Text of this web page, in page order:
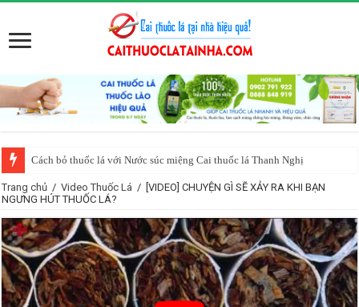
Cách bỏ thuốc lá với Nước súc miệng Cai thuốc lá Thanh Nghị
Ăn gì, uống gì để bỏ thuốc lá? Người cai thuốc lá nên ăn gì?
Trên thế giới, người ta đang cai thuốc lá như thế nào?
Làm sao cai thuốc lá mà không tăng cân?
Những vấn đề người muốn cai thuốc lá quan tâm
Trang chủ / Video Thuốc Lá / [VIDEO] CHUYỆN GÌ SẼ XẢY RA KHI BẠN
NGƯNG HÚT THUỐC LÁ?